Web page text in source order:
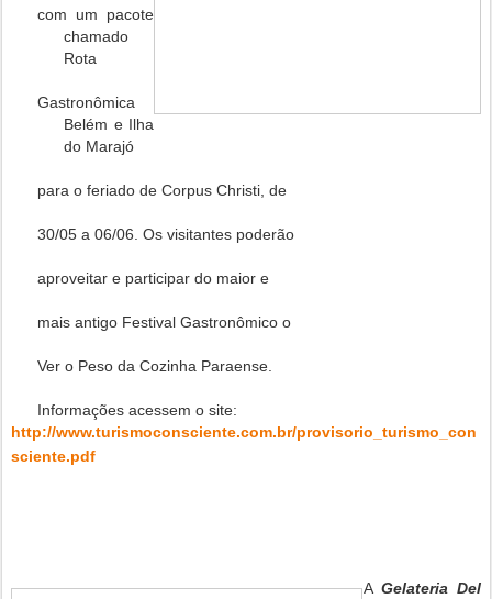
com um pacote
chamado
Rota
Gastronômica
Belém e Ilha
do Marajó
para o feriado de Corpus Christi, de
30/05 a 06/06. Os visitantes poderão
aproveitar e participar do maior e
mais antigo Festival Gastronômico o
Ver o Peso da Cozinha Paraense.
Informações acessem o site:
http://www.turismoconsciente.com.br/provisorio_turismo_con
sciente.pdf
A Gelateria Del